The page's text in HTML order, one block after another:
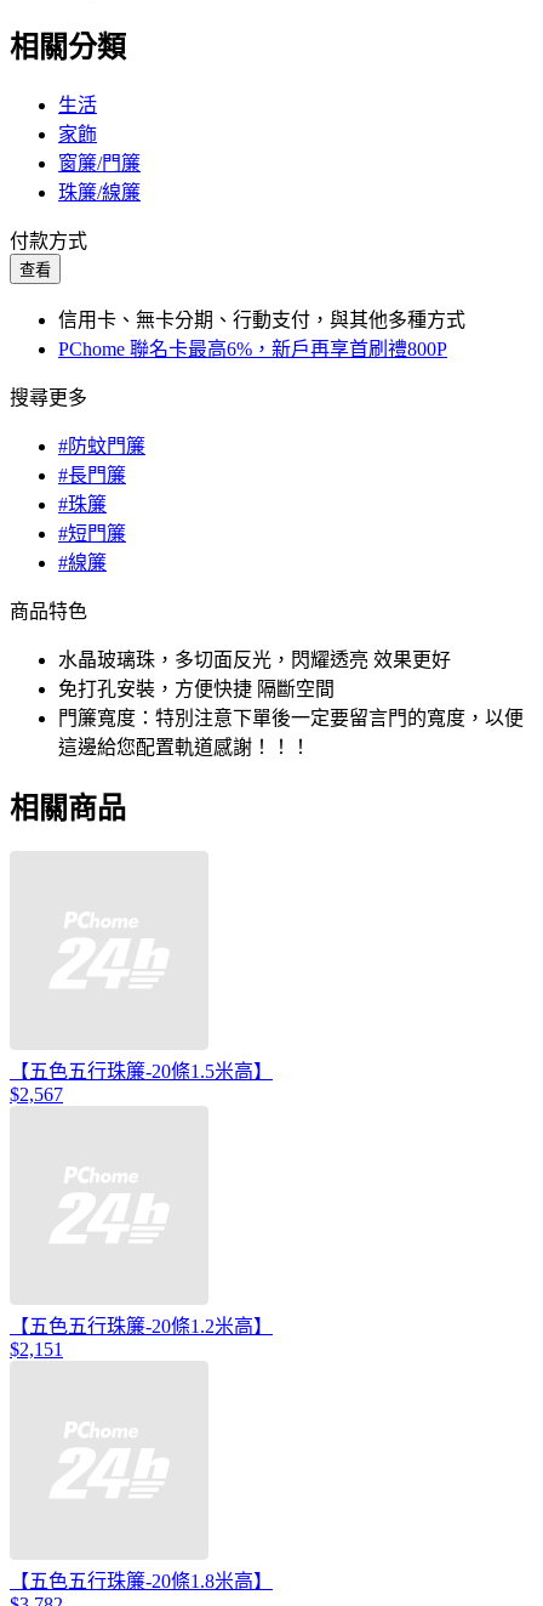
相關分類
生活
家飾
窗簾/門簾
珠簾/線簾
付款方式
查看
信用卡、無卡分期、行動支付，與其他多種方式
PChome 聯名卡最高6%，新戶再享首刷禮800P
搜尋更多
#防蚊門簾
#長門簾
#珠簾
#短門簾
#線簾
商品特色
水晶玻璃珠，多切面反光，閃耀透亮 效果更好
免打孔安裝，方便快捷 隔斷空間
門簾寬度：特別注意下單後一定要留言門的寬度，以便
這邊給您配置軌道感謝！！！
相關商品
【五色五行珠簾-20條1.5米高】
$2,567
【五色五行珠簾-20條1.2米高】
$2,151
【五色五行珠簾-20條1.8米高】